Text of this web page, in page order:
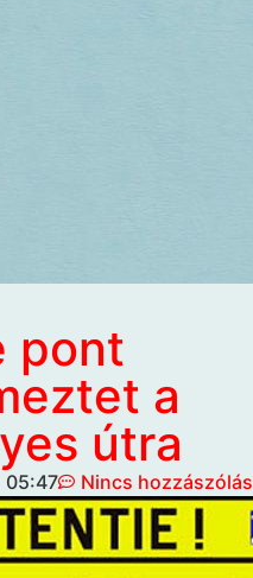
pont
a
útra
05:47 Nincs hozzászólás